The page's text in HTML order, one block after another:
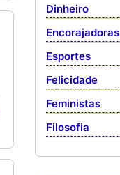
Dinheiro
Encorajadoras
Esportes
Felicidade
Feministas
Filosofia